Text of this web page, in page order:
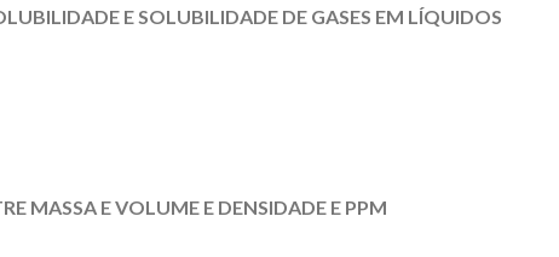
E SOLUBILIDADE DE GASES EM LÍQUIDOS
MASSA E VOLUME E DENSIDADE E PPM